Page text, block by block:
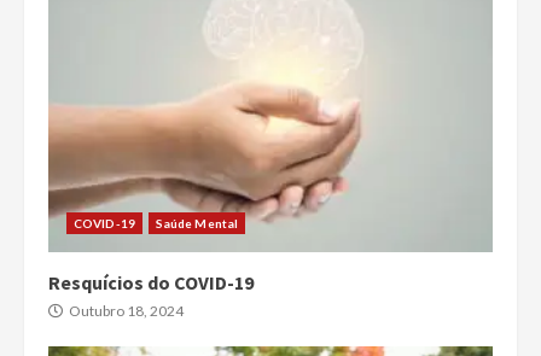
COVID-19 Saúde Mental
Resquícios do COVID-19
Outubro 18, 2024